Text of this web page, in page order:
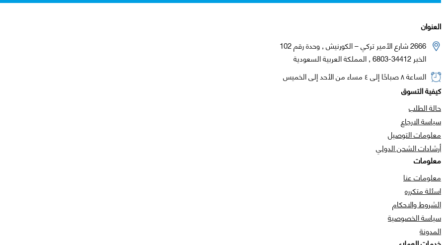
العنوان
2666 شارع الأمير تركي – الكورنيش , وحدة رقم 102
الخبر 34412-6803 , المملكة العربية السعودية
الساعة ٨ صباحًا إلى ٤ مساء من الأحد إلى الخميس
كيفية التسوق
حالة الطلب
سياسة الارجاع
معلومات التوصيل
أرشادات الشحن الدولي
معلومات
معلومات عنا
اسئلة متكرره
الشروط والاحكام
سياسة الخصوصية
المدونة